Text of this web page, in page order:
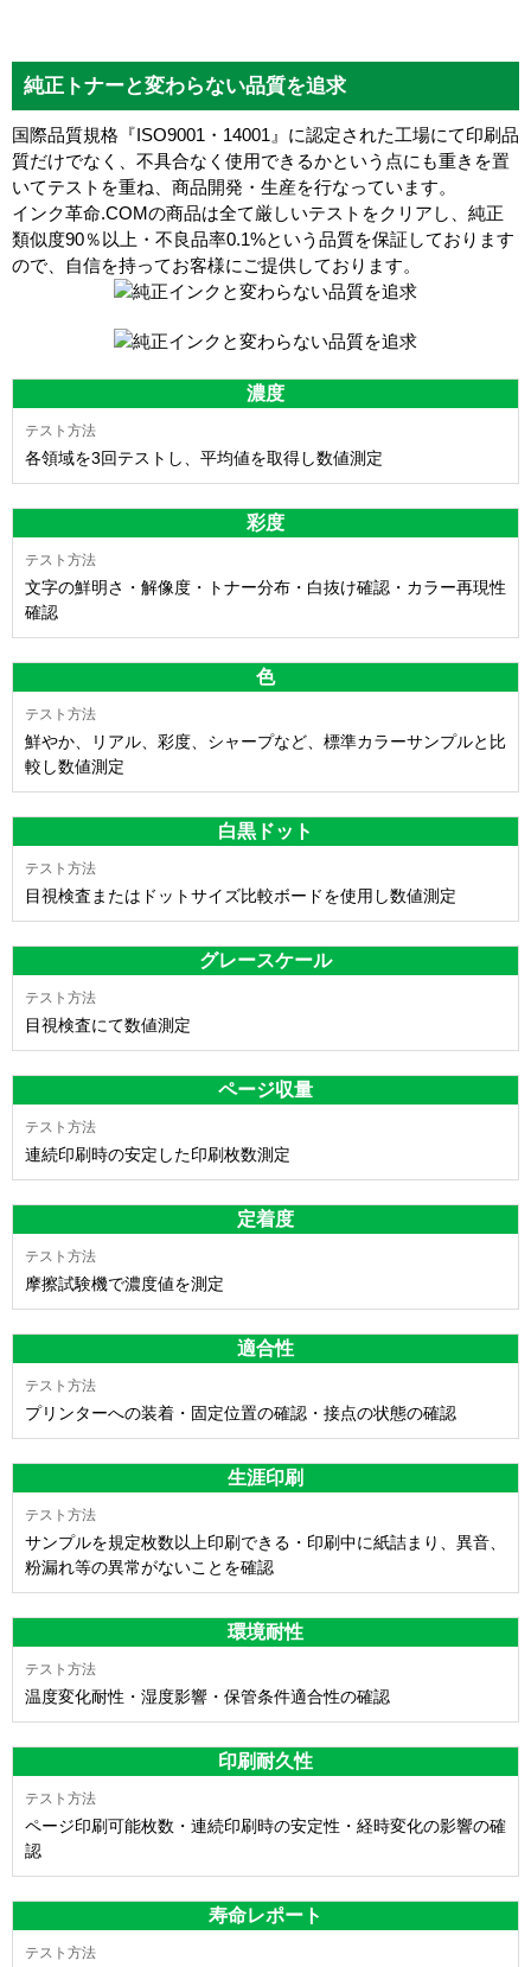
純正トナーと変わらない品質を追求
国際品質規格『ISO9001・14001』に認定された工場にて印刷品
質だけでなく、不具合なく使用できるかという点にも重きを置
いてテストを重ね、商品開発・生産を行なっています。
インク革命.COMの商品は全て厳しいテストをクリアし、 純正
類似度90％以上・不良品率0.1%という品質を保証しております
ので、自信を持ってお客様にご提供しております。
濃度
各領域を3回テストし、平均値を取得し数値測定
彩度
文字の鮮明さ・解像度・トナー分布・白抜け確認・カラー再現性
確認
色
鮮やか、リアル、彩度、シャープなど、標準カラーサンプルと比
較し数値測定
白黒ドット
目視検査またはドットサイズ比較ボードを使用し数値測定
グレースケール
目視検査にて数値測定
ページ収量
連続印刷時の安定した印刷枚数測定
定着度
摩擦試験機で濃度値を測定
適合性
プリンターへの装着・固定位置の確認・接点の状態の確認
生涯印刷
サンプルを規定枚数以上印刷できる・印刷中に紙詰まり、異音、
粉漏れ等の異常がないことを確認
環境耐性
温度変化耐性・湿度影響・保管条件適合性の確認
印刷耐久性
ページ印刷可能枚数・連続印刷時の安定性・経時変化の影響の確
認
寿命レポート